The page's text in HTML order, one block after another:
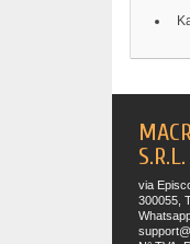
S.R.L.
via
300055,